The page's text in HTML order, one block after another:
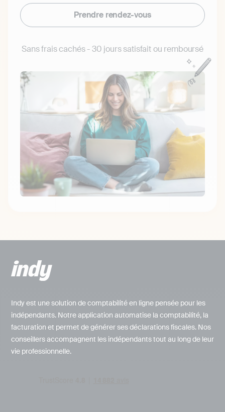
Prendre rendez-vous
Sans frais cachés - 30 jours satisfait ou remboursé
Indy est une solution de comptabilité en ligne pensée pour les
indépendants. Notre application automatise la comptabilité, la
facturation et permet de générer ses déclarations fiscales. Nos
conseillers accompagnent les indépendants tout au long de leur
vie professionnelle.